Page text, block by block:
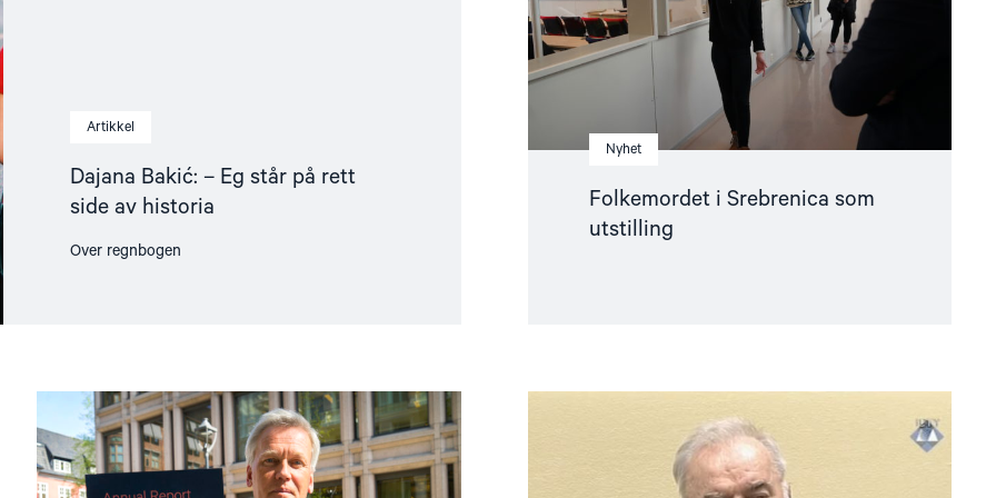
Artikkel
Dajana Bakić: – Eg står på rett
side av historia
Over regnbogen
Nyhet
Folkemordet i Srebrenica som
utstilling
Read
article
"Årsrapport:
Slik
står
article
"Hvorfor
bidrar
ikke